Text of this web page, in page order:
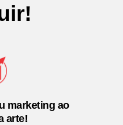
marketing ao
arte!